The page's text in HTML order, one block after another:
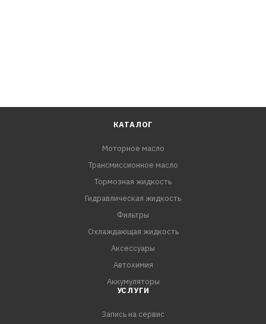
КАТАЛОГ
Моторное масло
Трансмиссионное масло
Тормозная жидкость
Гидравлическая жидкость
Фильтры
Охлаждающая жидкость
Аксессуары
Автохимия
Аккумуляторы
УСЛУГИ
Запись на сервис